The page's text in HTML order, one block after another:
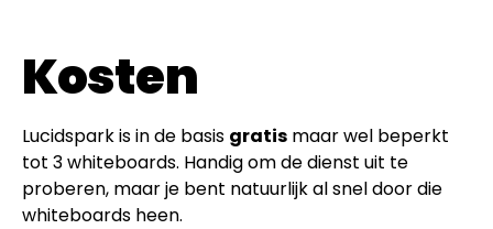
Kosten
Lucidspark is in de basis gratis maar wel beperkt
tot 3 whiteboards. Handig om de dienst uit te
proberen, maar je bent natuurlijk al snel door die
whiteboards heen.